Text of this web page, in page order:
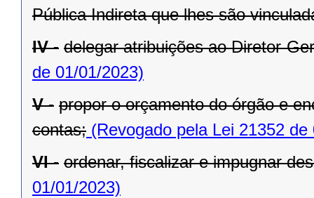
Pública Indireta que lhes são
IV - delegar atribuições ao Diretor-
de 01/01/2023)
V - propor o orçamento do órgão e
contas; (Revogado pela Lei 21352 de
VI - ordenar, fiscalizar e impugnar
01/01/2023)